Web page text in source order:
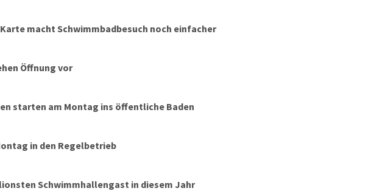
macht Schwimmbadbesuch noch einfacher
Öffnung vor
starten am Montag ins öffentliche Baden
in den Regelbetrieb
Schwimmhallengast in diesem Jahr